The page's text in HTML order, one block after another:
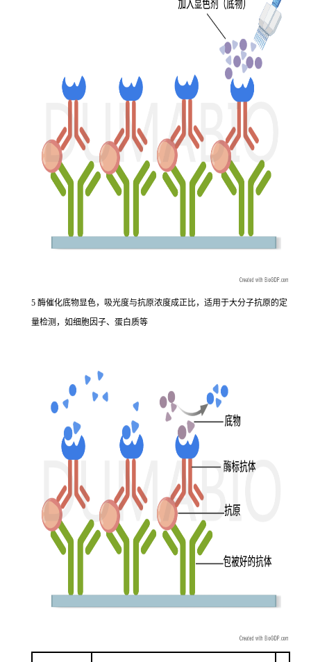
5 酶催化底物显色，吸光度与抗原浓度成正比，适用于大分子抗原的定
量检测，如细胞因子、蛋白质等